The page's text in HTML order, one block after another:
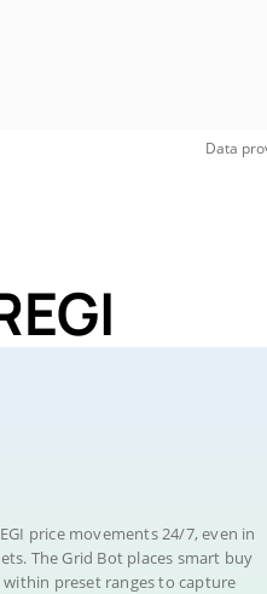
Data
price movements 24/7, even in
The Grid Bot places smart buy
within preset ranges to capture